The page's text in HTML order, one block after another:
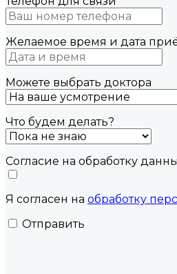
Желаемое время и дата
Можете выбрать доктора
Что будем делать?
Согласие на обработку
Я согласен на обработку
Отправить